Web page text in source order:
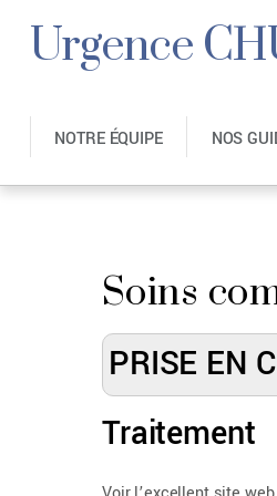
Urgence
NOTRE ÉQUIPE NOS
Soins
PRISE EN
Traitement